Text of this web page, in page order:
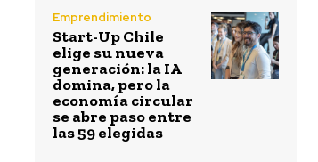
Emprendimiento
Start-Up Chile
elige su nueva
generación: la IA
domina, pero la
economía circular
se abre paso entre
las 59 elegidas